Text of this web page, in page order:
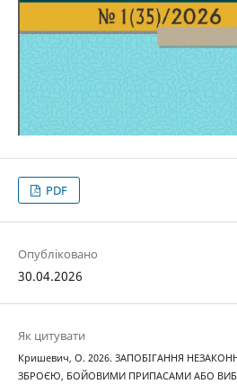
PDF
Опубліковано
30.04.2026
Як цитувати
Кришевич, О. 2026. ЗАПОБІГАННЯ
ЗБРОЄЮ, БОЙОВИМИ ПРИПАСАМИ АБО